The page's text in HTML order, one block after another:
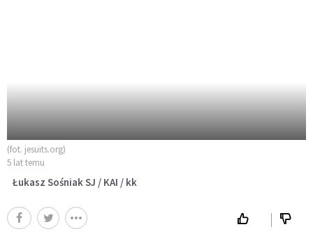
(fot. jesuits.org)
5 lat temu
Łukasz Sośniak SJ / KAI / kk